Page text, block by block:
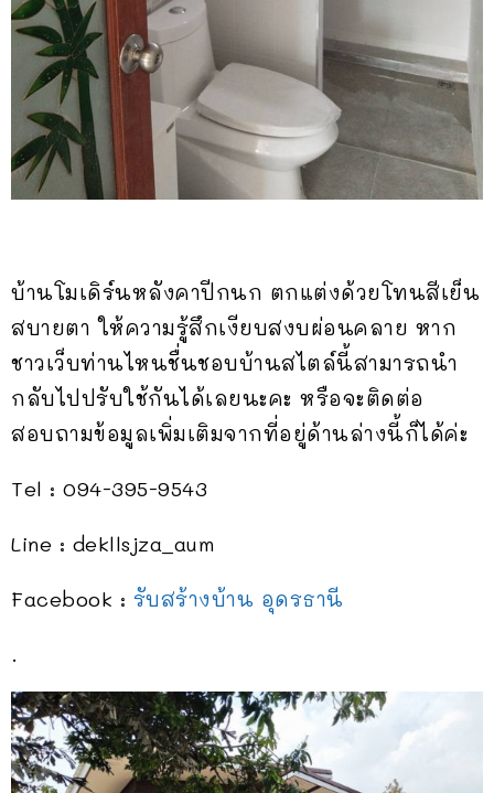
บ้านโมเดิร์นหลังคาปีกนก ตกแต่งด้วยโทนสีเย็น
สบายตา ให้ความรู้สึกเงียบสงบผ่อนคลาย หาก
ชาวเว็บท่านไหนชื่นชอบบ้านสไตล์นี้สามารถนำ
กลับไปปรับใช้กันได้เลยนะคะ หรือจะติดต่อ
สอบถามข้อมูลเพิ่มเติมจากที่อยู่ด้านล่างนี้ก็ได้ค่ะ
Tel : 094-395-9543
Line : dekllsjza_aum
Facebook : รับสร้างบ้าน อุดรธานี
.